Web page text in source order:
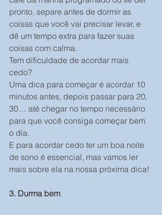
pronto, separe antes de dormir as
coisas que você vai precisar levar, e
dê um tempo extra para fazer suas
coisas com calma.
Tem dificuldade de acordar mais
cedo?
Uma dica para começar é acordar 10
minutos antes, depois passar para 20,
30… até chegar no tempo necessário
para que você consiga começar bem
o dia.
E para acordar cedo ter um boa noite
de sono é essencial, mas vamos ler
mais sobre ela na nossa próxima dica!
3. Durma bem